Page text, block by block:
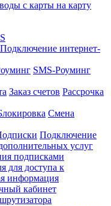
с карты на карту
Подключение интернет-
SMS-Роуминг
Заказ счетов Рассрочка
Смена
Подключение
услуг
подписками
для доступа к
информация
кабинет